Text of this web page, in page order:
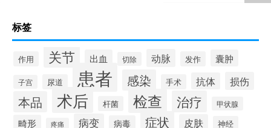
标签
作用 关节 出血 切除 动脉 发作 囊肿
子宫 尿道 患者 感染 手术 抗体 损伤
本品 术后 杆菌 检查 治疗 甲状腺
畸形 疼痛 病变 病毒 症状 皮肤 神经